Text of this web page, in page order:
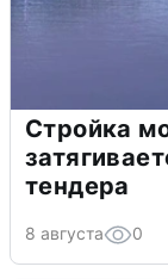
Стройка
тендера
8 августа 0